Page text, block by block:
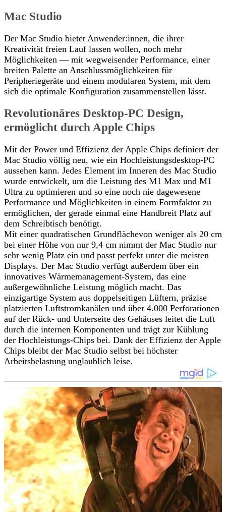
Mac Studio
Der Mac Studio bietet Anwender:innen, die ihrer
Kreativität freien Lauf lassen wollen, noch mehr
Möglichkeiten — mit wegweisender Performance, einer
breiten Palette an Anschlussmöglichkeiten für
Peripheriegeräte und einem modularen System, mit dem
sich die optimale Konfiguration zusammenstellen lässt.
Revolutionäres Desktop-PC Design,
ermöglicht durch Apple Chips
Mit der Power und Effizienz der Apple Chips definiert der
Mac Studio völlig neu, wie ein Hochleistungsdesktop-PC
aussehen kann. Jedes Element im Inneren des Mac Studio
wurde entwickelt, um die Leistung des M1 Max und M1
Ultra zu optimieren und so eine noch nie dagewesene
Performance und Möglichkeiten in einem Formfaktor zu
ermöglichen, der gerade einmal eine Handbreit Platz auf
dem Schreibtisch benötigt.
Mit einer quadratischen Grundflächevon weniger als 20 cm
bei einer Höhe von nur 9,4 cm nimmt der Mac Studio nur
sehr wenig Platz ein und passt perfekt unter die meisten
Displays. Der Mac Studio verfügt außerdem über ein
innovatives Wärmemanagement-System, das eine
außergewöhnliche Leistung möglich macht. Das
einzigartige System aus doppelseitigen Lüftern, präzise
platzierten Luftstromkanälen und über 4.000 Perforationen
auf der Rück- und Unterseite des Gehäuses leitet die Luft
durch die internen Komponenten und trägt zur Kühlung
der Hochleistungs-Chips bei. Dank der Effizienz der Apple
Chips bleibt der Mac Studio selbst bei höchster
Arbeitsbelastung unglaublich leise.